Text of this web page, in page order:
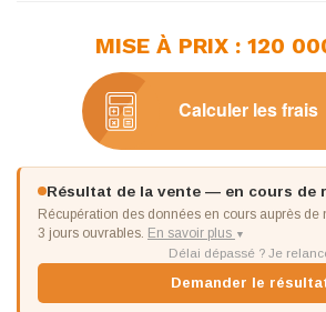
MISE À PRIX : 120
Calculer les frais
Résultat de la vente — en cours de
Récupération des données en cours auprès de
3 jours ouvrables. En savoir plus ▼
Délai dépassé ? Je
Demander le